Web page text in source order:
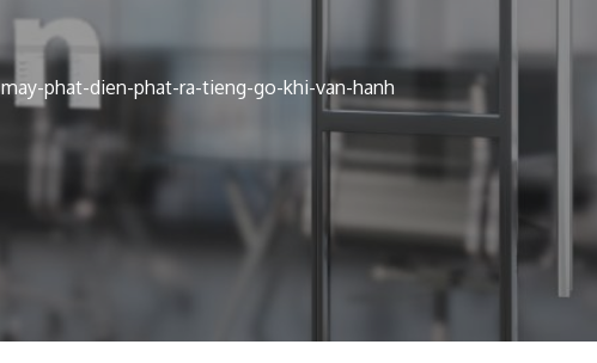
may-phat-dien-phat-ra-tieng-go-khi-van-hanh